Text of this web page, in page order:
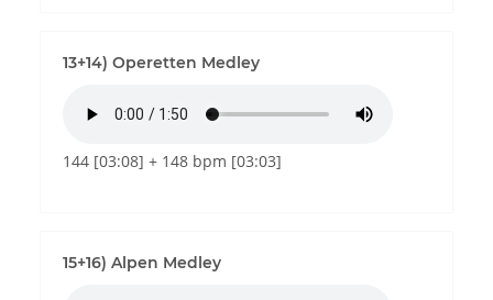
13+14) Operetten Medley
144 [03:08] + 148 bpm [03:03]
15+16) Alpen Medley